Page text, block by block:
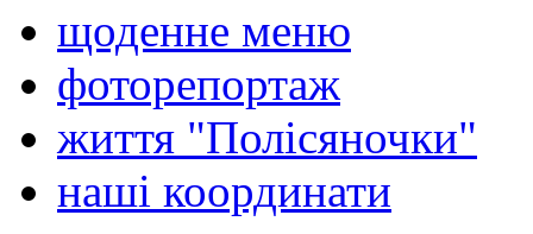
щоденне меню
фоторепортаж
життя "Полісяночки"
наші координати